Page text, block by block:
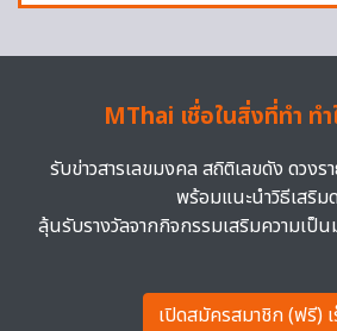
MThai เชื่อในสิ่งที่ทำ ท
รับข่าวสารเลขมงคล สถิติเลขดัง ดวงร
พร้อมแนะนำวิธีเสริม
ลุ้นรับรางวัลจากกิจกรรมเสริมความเป็
เปิดสมัครสมาชิก (ฟรี)